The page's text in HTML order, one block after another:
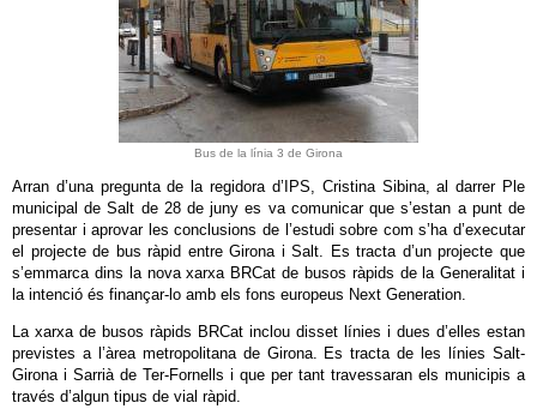
Bus de la línia 3 de Girona
Arran d’una pregunta de la regidora d’IPS, Cristina Sibina, al darrer Ple
municipal de Salt de 28 de juny es va comunicar que s’estan a punt de
presentar i aprovar les conclusions de l’estudi sobre com s’ha d’executar
el projecte de bus ràpid entre Girona i Salt. Es tracta d’un projecte que
s’emmarca dins la nova xarxa BRCat de busos ràpids de la Generalitat i
la intenció és finançar-lo amb els fons europeus Next Generation.
La xarxa de busos ràpids BRCat inclou disset línies i dues d’elles estan
previstes a l’àrea metropolitana de Girona. Es tracta de les línies Salt-
Girona i Sarrià de Ter-Fornells i que per tant travessaran els municipis a
través d’algun tipus de vial ràpid.